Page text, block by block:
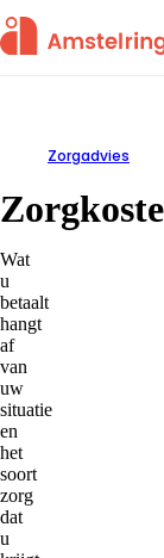
Overslaan en naar
Zorgadvies
Zorgkosten
Wat
u
betaalt
hangt
af
van
uw
situatie
en
het
soort
zorg
dat
u